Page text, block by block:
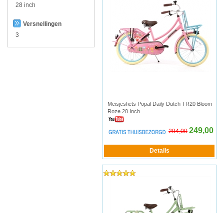
28 inch
Versnellingen
3
Meisjesfiets Popal Daily Dutch TR20 Bloom
Roze 20 Inch
294,00 249,00